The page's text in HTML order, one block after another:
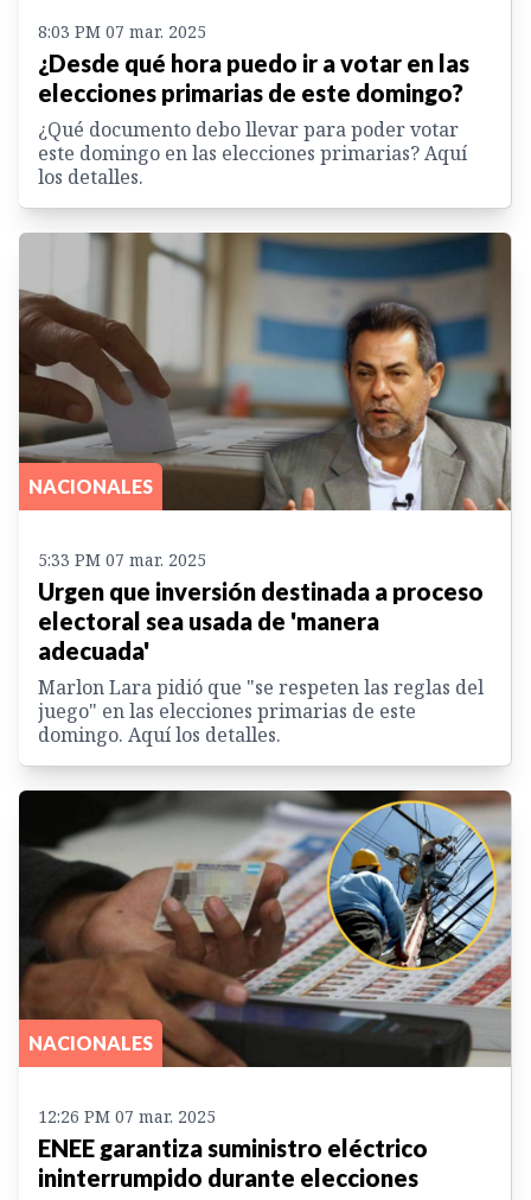
8:03 PM 07 mar. 2025
¿Desde qué hora puedo ir a votar en las
elecciones primarias de este domingo?
¿Qué documento debo llevar para poder votar
este domingo en las elecciones primarias? Aquí
los detalles.
NACIONALES
5:33 PM 07 mar. 2025
Urgen que inversión destinada a proceso
electoral sea usada de 'manera
adecuada'
Marlon Lara pidió que "se respeten las reglas del
juego" en las elecciones primarias de este
domingo. Aquí los detalles.
NACIONALES
12:26 PM 07 mar. 2025
ENEE garantiza suministro eléctrico
ininterrumpido durante elecciones